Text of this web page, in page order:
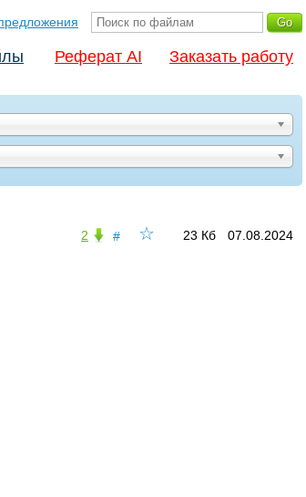
Реферат AI Заказать работу
☆
# 07.08.2024
23 Кб
2